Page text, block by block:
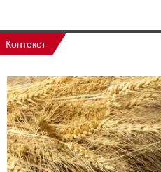
Контекст